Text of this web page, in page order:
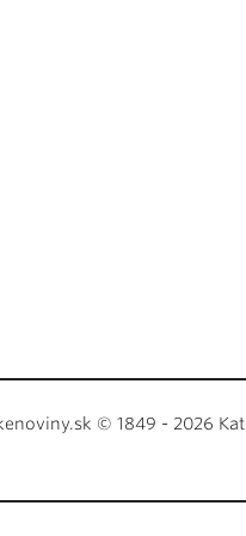
© 1849 - 2026